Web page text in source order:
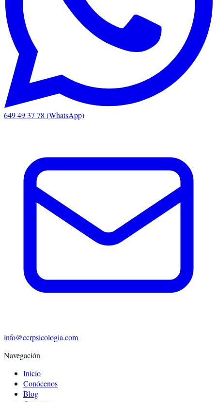
649 49 37 78 (WhatsApp)
info@ccrpsicologia.com
Navegación
Inicio
Conócenos
Blog